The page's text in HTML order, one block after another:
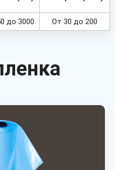
до 3000 От 30 до 200